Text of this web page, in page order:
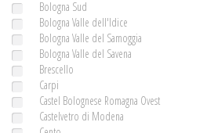
Bologna Sud
Bologna Valle dell'Idice
Bologna Valle del Samoggia
Bologna Valle del Savena
Brescello
Carpi
Castel Bolognese Romagna Ovest
Castelvetro di Modena